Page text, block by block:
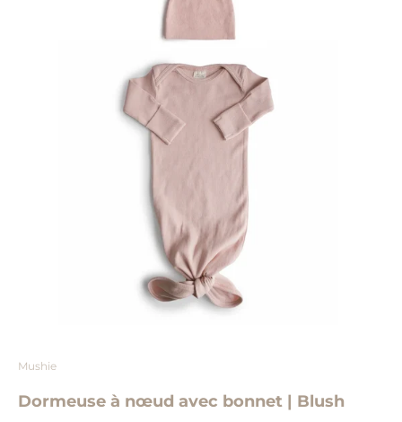
Mushie
Dormeuse à nœud avec bonnet | Blush